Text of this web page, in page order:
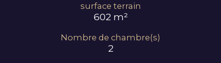
surface terrain
602 m²
Nombre de chambre(s)
2